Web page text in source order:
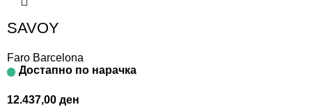
SAVOY
Faro Barcelona
Достапно по нарачка
12.437,00 ден